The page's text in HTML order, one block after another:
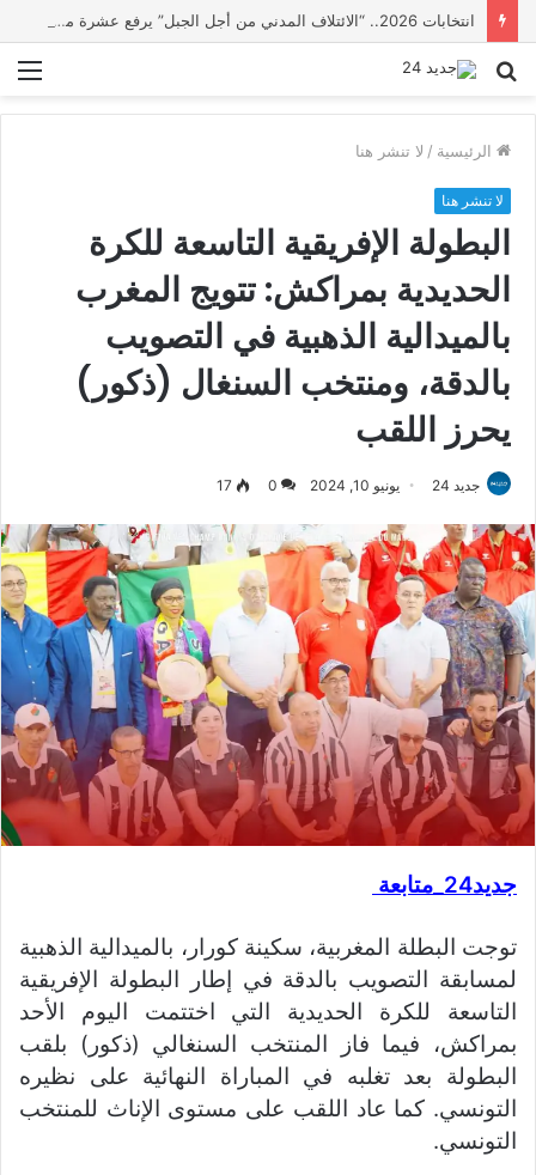
انتخابات 2026.. “الائتلاف المدني من أجل الجبل” يرفع عشرة مطالب أمام الأحزاب لإنصاف المناطق الجبلية
بحث
الرئيسية / لا تنشر هنا
لا تنشر هنا
البطولة الإفريقية التاسعة للكرة
الحديدية بمراكش: تتويج المغرب
بالميدالية الذهبية في التصويب
بالدقة، ومنتخب السنغال (ذكور)
يحرز اللقب
جديد 24 يونيو 10, 2024 0
17
جديد24_متابعة
توجت البطلة المغربية، سكينة كورار، بالميدالية الذهبية
لمسابقة التصويب بالدقة في إطار البطولة الإفريقية
التاسعة للكرة الحديدية التي اختتمت اليوم الأحد
بمراكش، فيما فاز المنتخب السنغالي (ذكور) بلقب
البطولة بعد تغلبه في المباراة النهائية على نظيره
التونسي. كما عاد اللقب على مستوى الإناث للمنتخب
التونسي.